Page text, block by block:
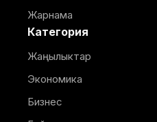
Жарнама
Категория
Жаңылыктар
Экономика
Бизнес